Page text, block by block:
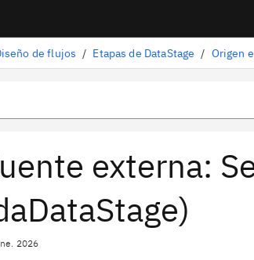
de flujos / Etapas de DataStage / Origen
externa:
2026